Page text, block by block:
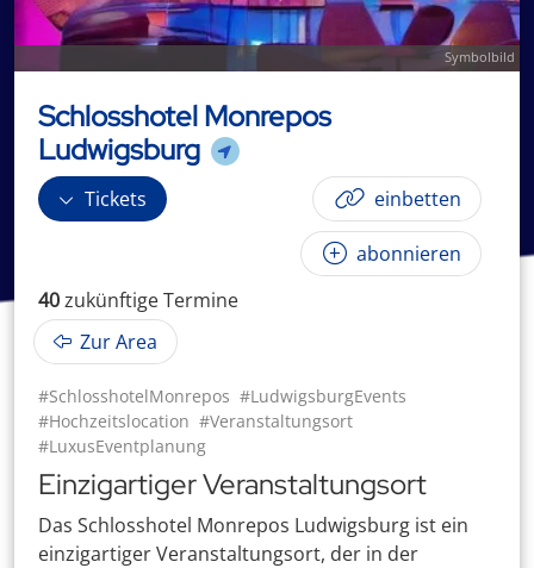
Symbolbild
Schlosshotel Monrepos
Ludwigsburg
Tickets einbetten
abonnieren
40zukünftigeTermine
Zur Area
#SchlosshotelMonrepos #LudwigsburgEvents
#Hochzeitslocation #Veranstaltungsort
#LuxusEventplanung
Einzigartiger Veranstaltungsort
Das Schlosshotel Monrepos Ludwigsburg ist ein
einzigartiger Veranstaltungsort, der in der